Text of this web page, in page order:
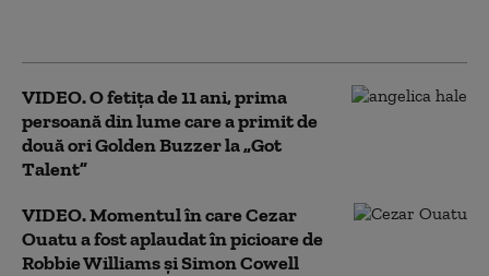
VIDEO. O fetița de 11 ani, prima
persoană din lume care a primit de
două ori Golden Buzzer la „Got
Talent”
VIDEO. Momentul în care Cezar
Ouatu a fost aplaudat în picioare de
Robbie Williams și Simon Cowell